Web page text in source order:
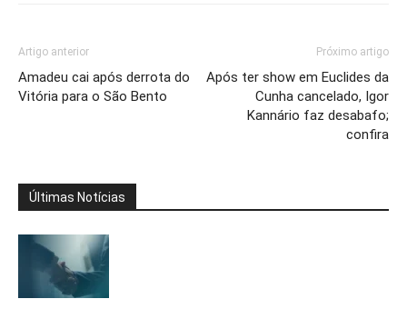
Artigo anterior
Amadeu cai após derrota do
Vitória para o São Bento
Próximo artigo
Após ter show em Euclides da
Cunha cancelado, Igor
Kannário faz desabafo;
confira
Últimas Notícias